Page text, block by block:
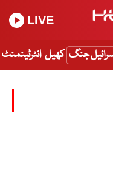
LIVE
جنگ کھیل انٹرٹینمنٹ